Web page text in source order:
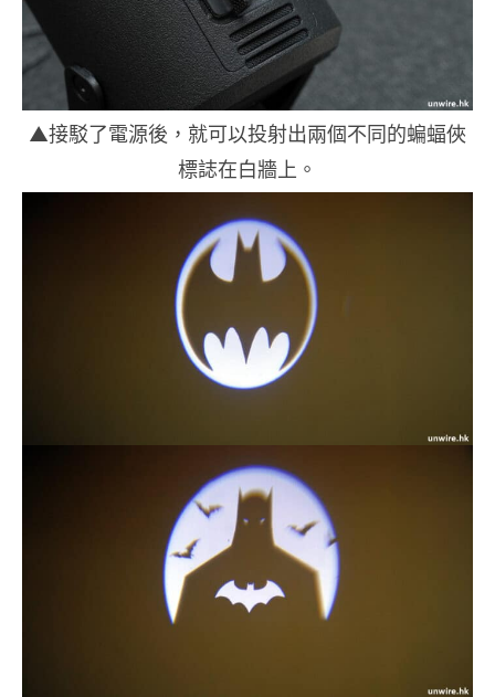
▲接駁了電源後，就可以投射出兩個不同的蝙蝠俠
標誌在白牆上。